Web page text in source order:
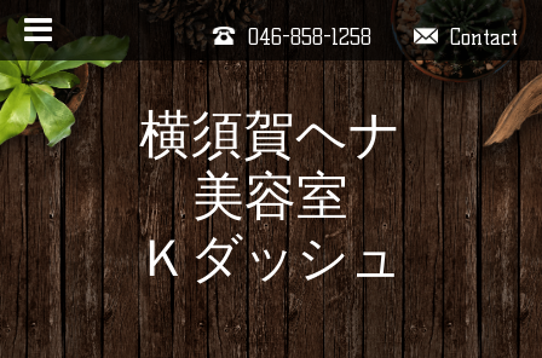
Contact
046-858-1258
横須賀ヘナ
美容室
Ｋダッシュ